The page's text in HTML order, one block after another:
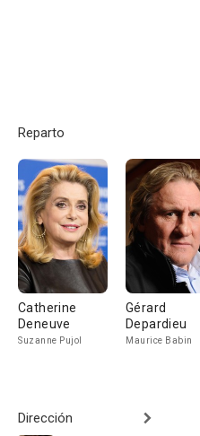
Reparto
Catherine
Deneuve
Suzanne Pujol
Gérard
Depardieu
Maurice Babin
Dirección